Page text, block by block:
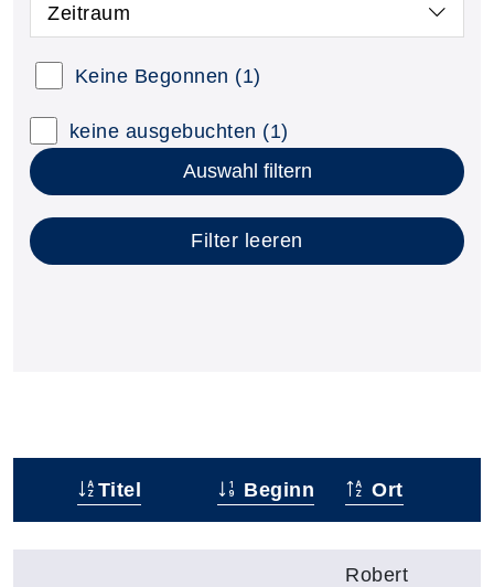
Zeitraum
Kursstatus auswählen
Keine Begonnen (1)
Nur neue Kurse anzeigen
Kurse mit freien Plätzen anzeigen
keine ausgebuchten (1)
Auswahl filtern
Filter leeren
Status
Titel Beginn Ort
Robert